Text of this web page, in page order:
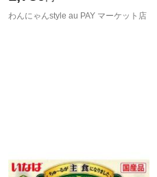
わんにゃんstyle au PAY マーケット店